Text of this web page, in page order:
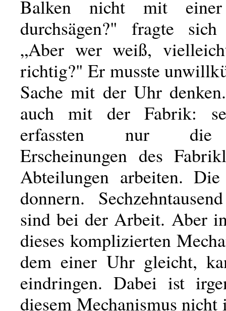
Balken nicht mit einer
durchsägen?" fragte sich
„Aber wer weiß,
richtig?" Er musste
Sache mit der Uhr
auch mit der Fabrik:
erfassten nur die
Erscheinungen des
Abteilungen arbeiten.
donnern.
sind bei der Arbeit. Aber
dieses komplizierten
dem einer Uhr gleicht,
eindringen. Dabei ist
diesem Mechanismus